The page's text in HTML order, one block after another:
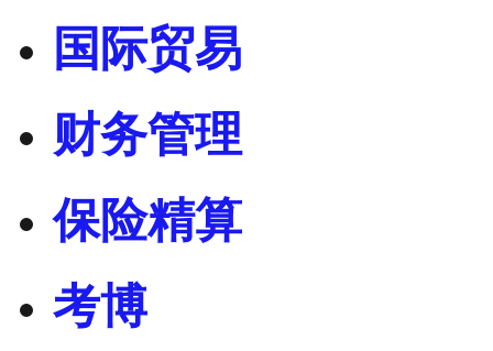
国际贸易
财务管理
保险精算
考博